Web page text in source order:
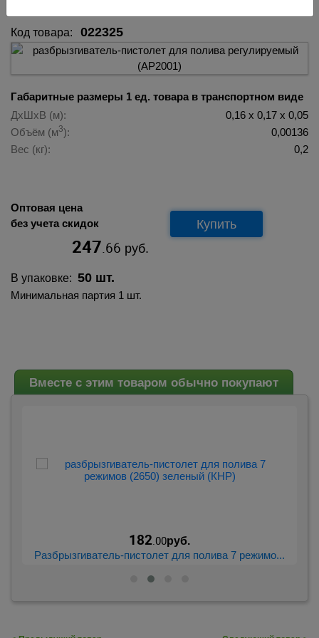
Код товара: 022325
Габаритные размеры 1 ед. товара в транспортном виде
ДхШхВ (м):
0,16 х 0,17 х 0,05
Объём (м3):
0,00136
Вес (кг):
0,2
Оптовая цена
без учета скидок
247.66 руб.
Купить
В упаковке: 50 шт.
Минимальная партия 1 шт.
Вместе с этим товаром обычно покупают
182 .00руб.
Разбрызгиватель-пистолет для полива 7 режимо...